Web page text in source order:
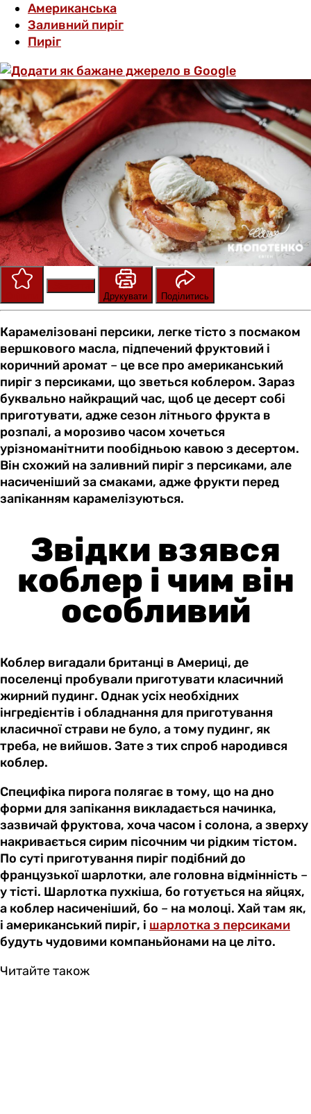
Американська
Заливний пиріг
Пиріг
Друкувати
Поділитись
Карамелізовані персики, легке тісто з посмаком
вершкового масла, підпечений фруктовий і
коричний аромат – це все про американський
пиріг з персиками, що зветься коблером. Зараз
буквально найкращий час, щоб це десерт собі
приготувати, адже сезон літнього фрукта в
розпалі, а морозиво часом хочеться
урізноманітнити пообідньою кавою з десертом.
Він схожий на заливний пиріг з персиками, але
насиченіший за смаками, адже фрукти перед
запіканням карамелізуються.
Звідки взявся
коблер і чим він
особливий
Коблер вигадали британці в Америці, де
поселенці пробували приготувати класичний
жирний пудинг. Однак усіх необхідних
інгредієнтів і обладнання для приготування
класичної страви не було, а тому пудинг, як
треба, не вийшов. Зате з тих спроб народився
коблер.
Специфіка пирога полягає в тому, що на дно
форми для запікання викладається начинка,
зазвичай фруктова, хоча часом і солона, а зверху
накривається сирим пісочним чи рідким тістом.
По суті приготування пиріг подібний до
французької шарлотки, але головна відмінність –
у тісті. Шарлотка пухкіша, бо готується на яйцях,
а коблер насиченіший, бо – на молоці. Хай там як,
і американський пиріг, і шарлотка з персиками
будуть чудовими компаньйонами на це літо.
Читайте також